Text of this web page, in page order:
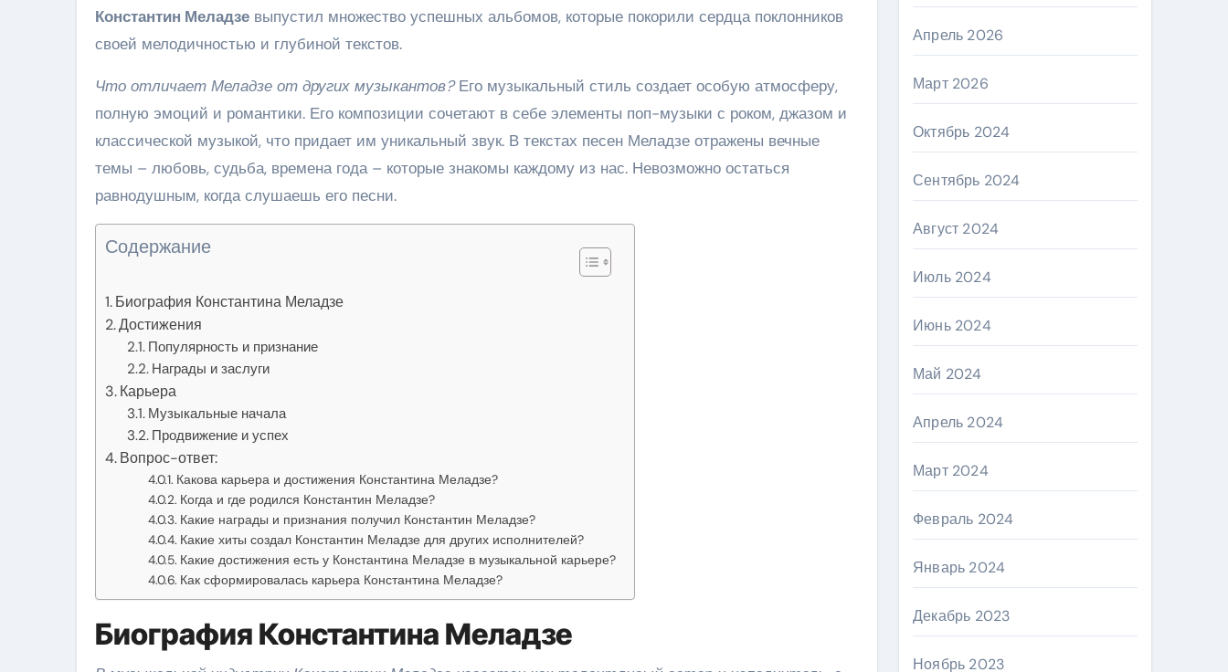
Константин Меладзе выпустил множество успешных альбомов, которые покорили сердца поклонников
своей мелодичностью и глубиной текстов.
Что отличает Меладзе от других музыкантов?Его музыкальный стиль создает особую атмосферу,
полную эмоций и романтики. Его композиции сочетают в себе элементы поп-музыки с роком, джазом и
классической музыкой, что придает им уникальный звук. В текстах песен Меладзе отражены вечные
темы – любовь, судьба, времена года – которые знакомы каждому из нас. Невозможно остаться
равнодушным, когда слушаешь его песни.
Содержание
Биография Константина Меладзе
Достижения
Популярность и признание
Награды и заслуги
Карьера
Музыкальные начала
Продвижение и успех
Вопрос-ответ:
Какова карьера и достижения Константина Меладзе?
Когда и где родился Константин Меладзе?
Какие награды и признания получил Константин Меладзе?
Какие хиты создал Константин Меладзе для других исполнителей?
Какие достижения есть у Константина Меладзе в музыкальной карьере?
Как сформировалась карьера Константина Меладзе?
Биография Константина Меладзе
Апрель 2026
Март 2026
Октябрь 2024
Сентябрь 2024
Август 2024
Июль 2024
Июнь 2024
Май 2024
Апрель 2024
Март 2024
Февраль 2024
Январь 2024
Декабрь 2023
Ноябрь 2023